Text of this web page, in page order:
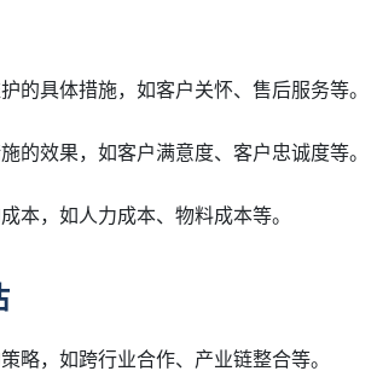
的具体措施，如客户关怀、售后服务等。
的效果，如客户满意度、客户忠诚度等。
本，如人力成本、物料成本等。
略，如跨行业合作、产业链整合等。